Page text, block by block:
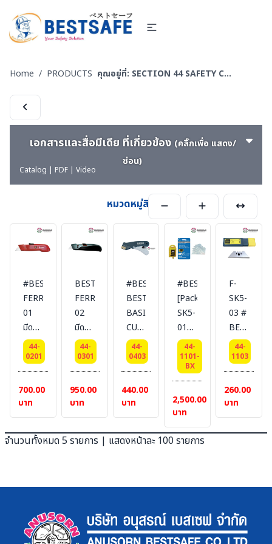
Home / PRODUCTS คุณอยู่ที่: SECTION 44 SAFETY CUTTER - มีดคัทเตอร์นิรภัย กรรไกรนิรภัย และอุปกรณ์ตัดทั่วไป
เอกสารและสื่อมีเดีย ที่เกี่ยวข้อง (คลิ๊กเพื่อ แสดง/
ซ่อน)
Catalog | PDF | Video
หมวดหมู่สินค้า
#BESTSAFE
FERRET
01
มีดคัท
เตอร์
นิรภัย
44-
0201
700.00
บาท
BESTSAF
FERRET
02
มีดคัท
เตอร์
นิรภัย
AUTO
REFLECT
44-
0301
950.00
บาท
#BESTSAFE
BEST
BASIC
CUT
03
มีด
คัต
เตอร์
นิรภัย
44-
0403
440.00
บาท
#BESTSAFE
[Packging]F-
SK5-
01
HEAVY
DUTY
ใบมีด
นิรภัย
แบบ
ตรง :
100
Pcs
FERRET
44-
1101-
BX
2,500.00
บาท
F-
SK5-
03 #
BESTSAFE
ใบมีด
คัต
เตอร์
ที่ใช้
สำหรับ
รุ่น
BEST
[Easy
[1
แพ็ค
44-
1103
260.00
บาท
จำนวนทั้งหมด 5 รายการ | แสดงหน้าละ 100 รายการ